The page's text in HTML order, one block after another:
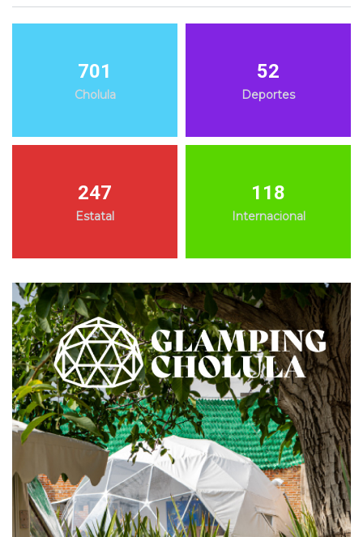
701
Cholula
52
Deportes
247
Estatal
118
Internacional